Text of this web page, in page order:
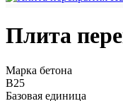
Плита
Марка бетона
B25
Базовая единица